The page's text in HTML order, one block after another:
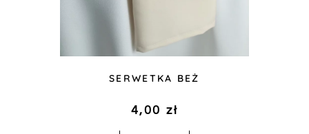
SERWETKA BEŻ
4,00zł